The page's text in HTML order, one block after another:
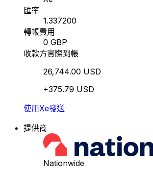
匯率
1.337200
轉帳費用
0 GBP
收款方實際到帳
26,744.00 USD
+375.79 USD
使用Xe發送
提供商
Nationwide